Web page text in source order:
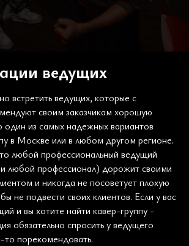
ведущих
встретить ведущих, которые с
своим заказчикам хорошую
один из самых надежных вариантов
в Москве или в любом другом регионе.
любой профессиональный ведущий
любой профессионал) дорожит своими
и никогда не посоветует плохую
не подвести своих клиентов. Если у вас
и вы хотите найти кавер-группу -
обязательно спросить у ведущего
порекомендовать.